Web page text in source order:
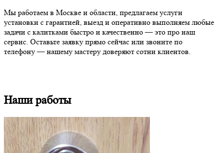
Мы работаем в Москве и области, предлагаем услуги
установки с гарантией, выезд и оперативно выполняем любые
задачи с калитками быстро и качественно — это про наш
сервис. Оставьте заявку прямо сейчас или звоните по
телефону — нашему мастеру доверяют сотни клиентов.
Наши работы